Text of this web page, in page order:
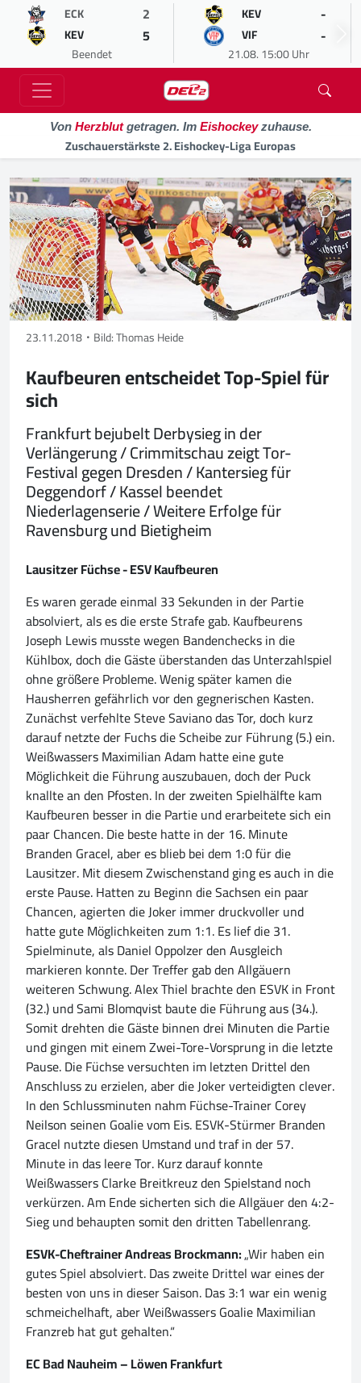
ECK 2
KEV 5
Beendet
KEV -
VIF -
21.08. 15:00 Uhr
Von Herzblutgetragen. Im Eishockeyzuhause.
Zuschauerstärkste 2. Eishockey-Liga Europas
23.11.2018 Bild: Thomas Heide
Kaufbeuren entscheidet Top-Spiel für
sich
Frankfurt bejubelt Derbysieg in der
Verlängerung / Crimmitschau zeigt Tor-
Festival gegen Dresden / Kantersieg für
Deggendorf / Kassel beendet
Niederlagenserie / Weitere Erfolge für
Ravensburg und Bietigheim
Lausitzer Füchse - ESV Kaufbeuren
Es waren gerade einmal 33 Sekunden in der Partie
absolviert, als es die erste Strafe gab. Kaufbeurens
Joseph Lewis musste wegen Bandenchecks in die
Kühlbox, doch die Gäste überstanden das Unterzahlspiel
ohne größere Probleme. Wenig später kamen die
Hausherren gefährlich vor den gegnerischen Kasten.
Zunächst verfehlte Steve Saviano das Tor, doch kurz
darauf netzte der Fuchs die Scheibe zur Führung (5.) ein.
Weißwassers Maximilian Adam hatte eine gute
Möglichkeit die Führung auszubauen, doch der Puck
knallte an den Pfosten. In der zweiten Spielhälfte kam
Kaufbeuren besser in die Partie und erarbeitete sich ein
paar Chancen. Die beste hatte in der 16. Minute
Branden Gracel, aber es blieb bei dem 1:0 für die
Lausitzer. Mit diesem Zwischenstand ging es auch in die
erste Pause. Hatten zu Beginn die Sachsen ein paar
Chancen, agierten die Joker immer druckvoller und
hatte gute Möglichkeiten zum 1:1. Es lief die 31.
Spielminute, als Daniel Oppolzer den Ausgleich
markieren konnte. Der Treffer gab den Allgäuern
weiteren Schwung. Alex Thiel brachte den ESVK in Front
(32.) und Sami Blomqvist baute die Führung aus (34.).
Somit drehten die Gäste binnen drei Minuten die Partie
und gingen mit einem Zwei-Tore-Vorsprung in die letzte
Pause. Die Füchse versuchten im letzten Drittel den
Anschluss zu erzielen, aber die Joker verteidigten clever.
In den Schlussminuten nahm Füchse-Trainer Corey
Neilson seinen Goalie vom Eis. ESVK-Stürmer Branden
Gracel nutzte diesen Umstand und traf in der 57.
Minute in das leere Tor. Kurz darauf konnte
Weißwassers Clarke Breitkreuz den Spielstand noch
verkürzen. Am Ende sicherten sich die Allgäuer den 4:2-
Sieg und behaupten somit den dritten Tabellenrang.
ESVK-Cheftrainer Andreas Brockmann:„Wir haben ein
gutes Spiel absolviert. Das zweite Drittel war eines der
besten von uns in dieser Saison. Das 3:1 war ein wenig
schmeichelhaft, aber Weißwassers Goalie Maximilian
Franzreb hat gut gehalten.“
EC Bad Nauheim – Löwen Frankfurt